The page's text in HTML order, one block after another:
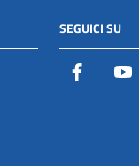
SEGUICI SU
Facebook